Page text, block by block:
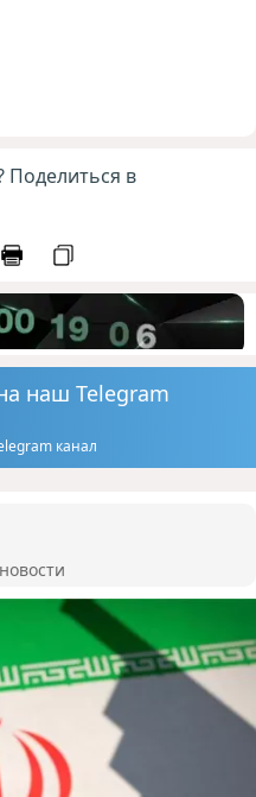
Поделиться в
наш Telegram
канал